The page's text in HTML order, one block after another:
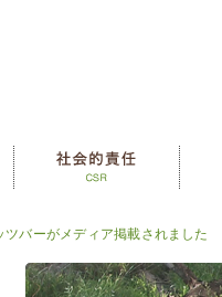
バーがメディア掲載されました